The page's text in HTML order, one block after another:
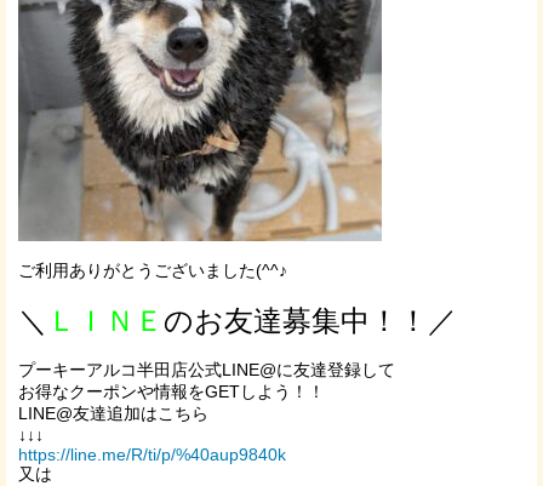
ご利用ありがとうございました(^^♪
＼ ＬＩＮＥ のお友達募集中！！／
プーキーアルコ半田店公式LINE@に友達登録して
お得なクーポンや情報をGETしよう！！
LINE@友達追加はこちら
↓↓↓
https://line.me/R/ti/p/%40aup9840k
又は